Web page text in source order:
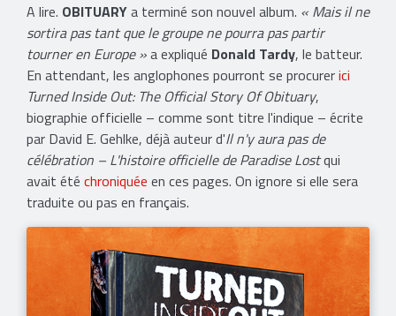
A lire. OBITUARYa terminé son nouvel album. « Mais il ne
sortira pas tant que le groupe ne pourra pas partir
tourner en Europe »a expliqué Donald Tardy, le batteur.
En attendant, les anglophones pourront se procurerici
Turned Inside Out: The Official Story Of Obituary,
biographie officielle – comme sont titre l'indique – écrite
par David E. Gehlke, déjà auteur d'Il n'y aura pas de
célébration – L'histoire officielle de Paradise Lostqui
avait été chroniquée en ces pages. On ignore si elle sera
traduite ou pas en français.